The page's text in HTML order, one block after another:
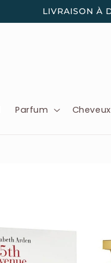
LIVRAISON À
Parfum Cheveux